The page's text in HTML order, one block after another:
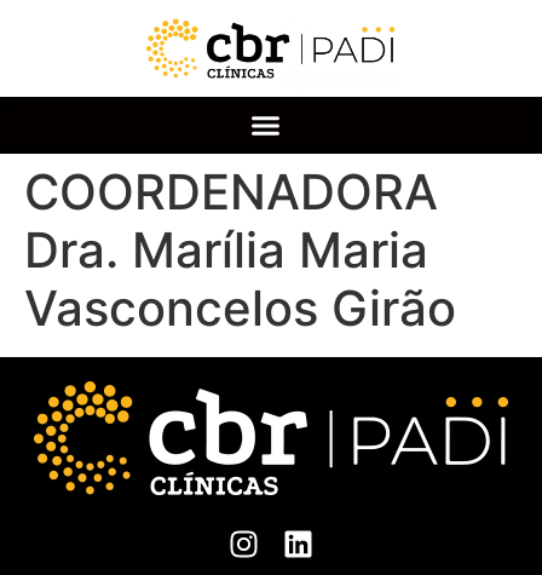
COORDENADORA
Dra. Marília Maria
Vasconcelos Girão